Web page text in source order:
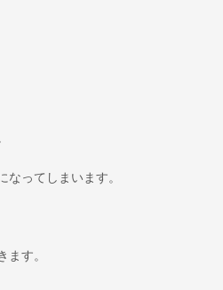
ってしまいます。
ます。